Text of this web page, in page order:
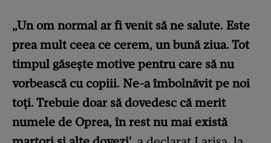
„Un om normal ar fi venit să ne salute. Este
prea mult ceea ce cerem, un bună ziua. Tot
timpul găsește motive pentru care să nu
vorbească cu copiii. Ne-a îmbolnăvit pe noi
toți. Trebuie doar să dovedesc că merit
numele de Oprea, în rest nu mai există